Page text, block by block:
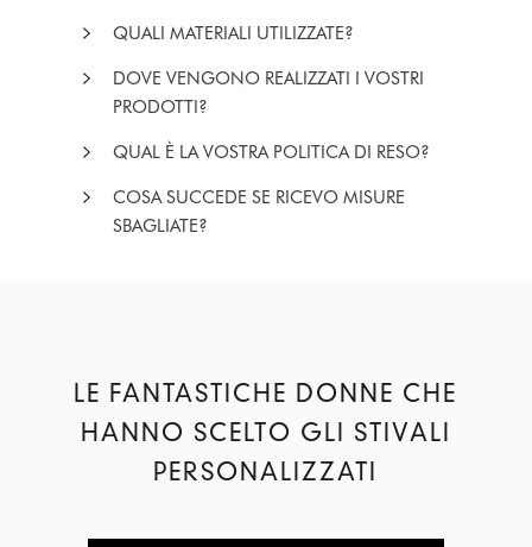
QUALI MATERIALI UTILIZZATE?
DOVE VENGONO REALIZZATI I VOSTRI
PRODOTTI?
QUAL È LA VOSTRA POLITICA DI RESO?
COSA SUCCEDE SE RICEVO MISURE
SBAGLIATE?
LE FANTASTICHE DONNE CHE
HANNO SCELTO GLI STIVALI
PERSONALIZZATI